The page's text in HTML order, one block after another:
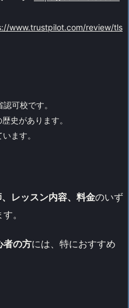
www.trustpilot.com/review/tls
可校です。
史があります。
ます。
レッスン内容、料金のいず
。
者の方には、特におすすめ